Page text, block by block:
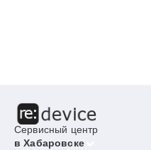
Сервисный центр
в Хабаровске